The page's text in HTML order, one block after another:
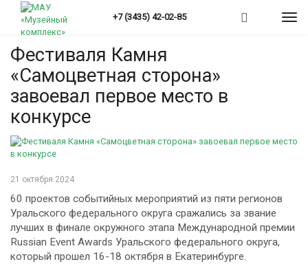
Перейти
основному
содержанию
+7 (3435) 42-02-85
Вы
здесь
Фестиваля Камня
«Самоцветная сторона»
завоевал первое место в
конкурсе
21 октября 2024
60 проектов событийных мероприятий из пяти регионов
Уральского федерального округа сражались за звание
лучших в финале окружного этапа Международной премии
Russian Event Awards Уральского федерального округа,
который прошел 16-18 октября в Екатеринбурге.